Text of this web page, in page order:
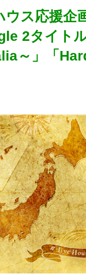
ウス応援企
2タイト
～」「